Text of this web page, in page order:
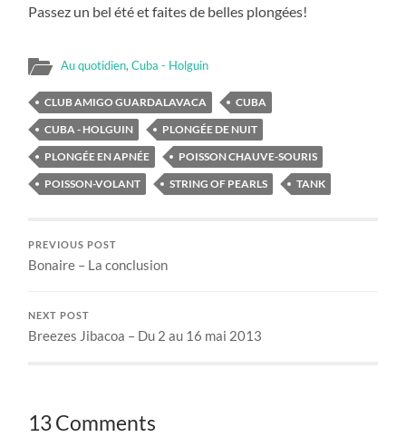
Passez un bel été et faites de belles plongées!
Au quotidien,Cuba - Holguin
CLUB AMIGO GUARDALAVACA
CUBA
CUBA - HOLGUIN
PLONGÉE DE NUIT
PLONGÉE EN APNÉE
POISSON CHAUVE-SOURIS
POISSON-VOLANT
STRING OF PEARLS TANK
PREVIOUS POST
Bonaire – La conclusion
NEXT POST
Breezes Jibacoa – Du 2 au 16 mai 2013
13 Comments